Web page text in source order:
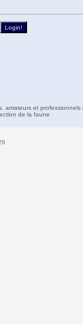
amateurs et professionnels
de la faune